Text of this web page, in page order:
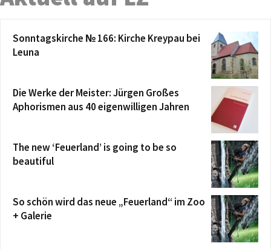
Sonntagskirche № 166: Kirche Kreypau bei
Leuna
Die Werke der Meister: Jürgen Großes
Aphorismen aus 40 eigenwilligen Jahren
The new ‘Feuerland’ is going to be so
beautiful
So schön wird das neue „Feuerland“ im Zoo
+ Galerie